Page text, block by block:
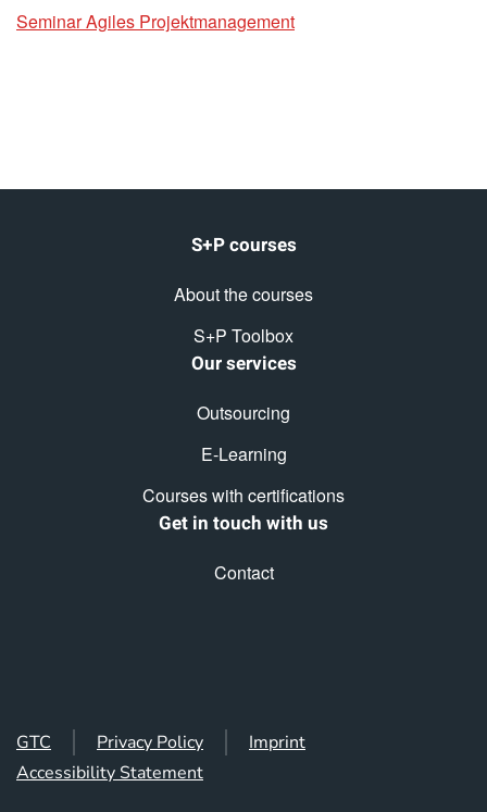
Seminar Agiles Projektmanagement
S+P courses
About the courses
S+P Toolbox
Our services
Outsourcing
E-Learning
Courses with certifications
Get in touch with us
Contact
GTC Privacy Policy
Imprint
Accessibility Statement